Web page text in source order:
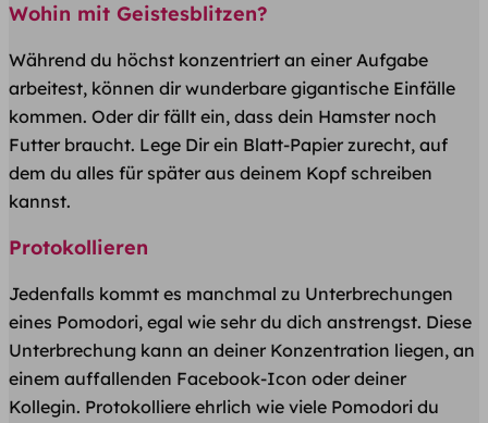
Wohin mit Geistesblitzen?
Während du höchst konzentriert an einer Aufgabe
arbeitest, können dir wunderbare gigantische Einfälle
kommen. Oder dir fällt ein, dass dein Hamster noch
Futter braucht. Lege Dir ein Blatt-Papier zurecht, auf
dem du alles für später aus deinem Kopf schreiben
kannst.
Protokollieren
Jedenfalls kommt es manchmal zu Unterbrechungen
eines Pomodori, egal wie sehr du dich anstrengst. Diese
Unterbrechung kann an deiner Konzentration liegen, an
einem auffallenden Facebook-Icon oder deiner
Kollegin. Protokolliere ehrlich wie viele Pomodori du